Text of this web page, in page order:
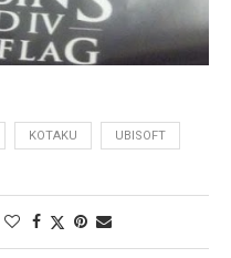
KOTAKU UBISOFT